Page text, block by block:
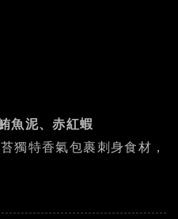
魚泥、赤紅蝦
獨特香氣包裹刺身食材，